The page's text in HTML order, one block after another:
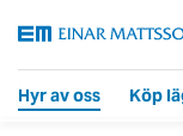
Hyr av oss Köp